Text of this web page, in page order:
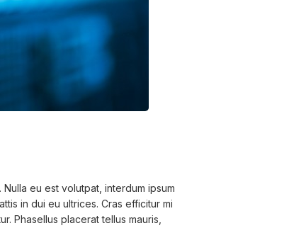
eu est volutpat, interdum ipsum
in dui eu ultrices. Cras efficitur mi
Phasellus placerat tellus mauris,